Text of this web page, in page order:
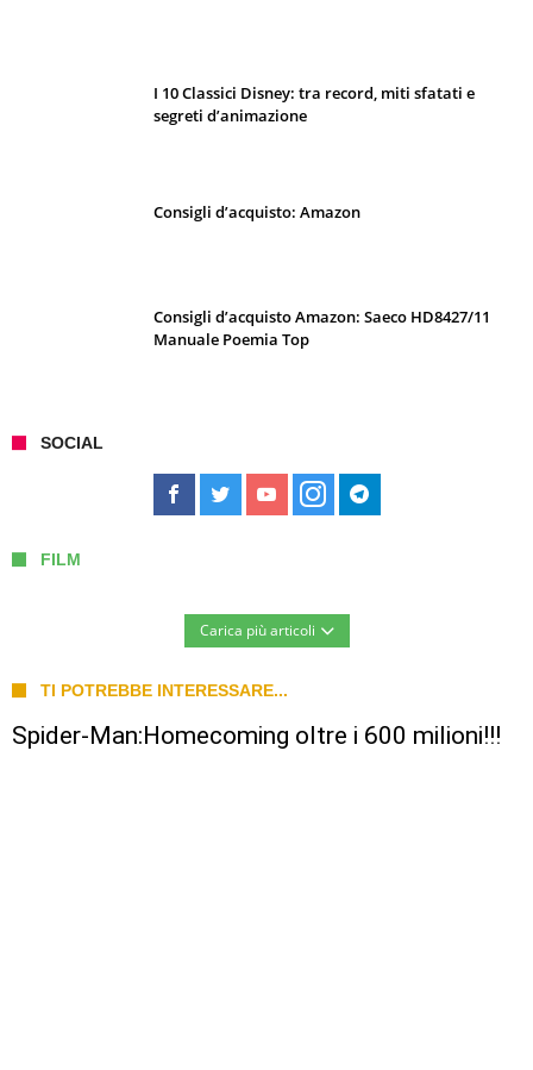
I 10 Classici Disney: tra record, miti sfatati e
segreti d’animazione
Consigli d’acquisto: Amazon
Consigli d’acquisto Amazon: Saeco HD8427/11
Manuale Poemia Top
SOCIAL
FILM
Carica più articoli
TI POTREBBE INTERESSARE...
Spider-Man:Homecoming oltre i 600 milioni!!!